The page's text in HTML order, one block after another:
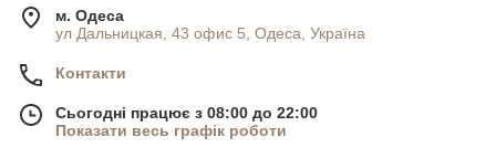
м. Одеса
ул Дальницкая, 43 офис 5, Одеса, Україна
Контакти
Сьогодні працює з 08:00 до 22:00
Показати весь графік роботи